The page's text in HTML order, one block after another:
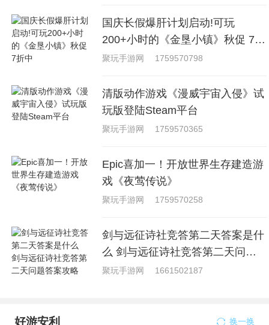
国庆长假爆肝计划启动!可玩
200+小时的《金垦小镇》秋促 7折
中
聚玩手游网 1759570798
清版动作游戏《漫威宇宙入侵》试
玩版登陆Steam平台
聚玩手游网 1759570365
Epic喜加一！开放世界生存建造游
戏《夜莺传说》
聚玩手游网 1759570258
剑与远征诗社竞答第二天答案是什
么 剑与远征诗社竞答第二天问题
答案攻略
聚玩手游网 1661502187
好游安利 换一换